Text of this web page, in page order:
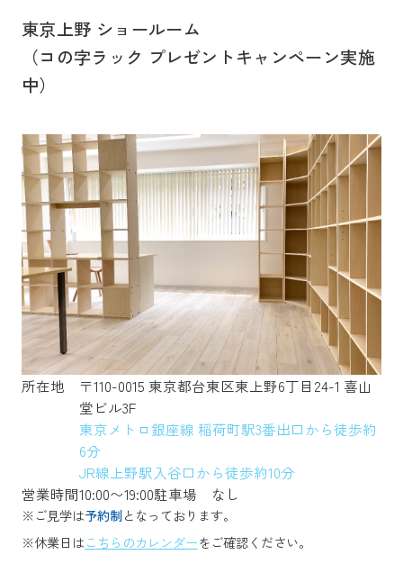
東京上野 ショールーム
（コの字ラック プレゼントキャンペーン実施
中）
所在地
〒110-0015 東京都台東区東上野6丁目24-1 喜山
堂ビル3F
東京メトロ銀座線 稲荷町駅3番出口から徒歩約
6分
JR線上野駅入谷口から徒歩約10分
営業時間10:00〜19:00駐車場 なし
※ご見学は予約制となっております。
※休業日はこちらのカレンダーをご確認ください。